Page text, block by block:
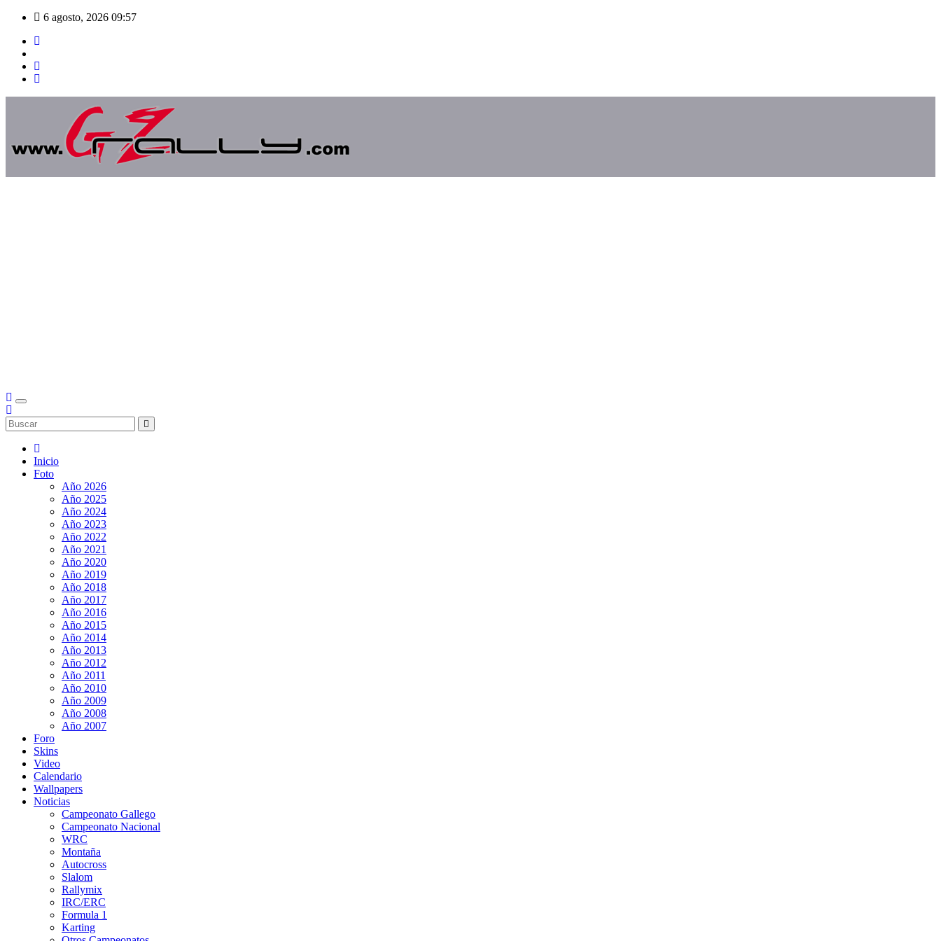
Saltar
contenido
6 agosto, 2026 09:57
Inicio
Foto
Año 2026
Año 2025
Año 2024
Año 2023
Año 2022
Año 2021
Año 2020
Año 2019
Año 2018
Año 2017
Año 2016
Año 2015
Año 2014
Año 2013
Año 2012
Año 2011
Año 2010
Año 2009
Año 2008
Año 2007
Foro
Skins
Video
Calendario
Wallpapers
Noticias
Campeonato Gallego
Campeonato Nacional
WRC
Montaña
Autocross
Slalom
Rallymix
IRC/ERC
Formula 1
Karting